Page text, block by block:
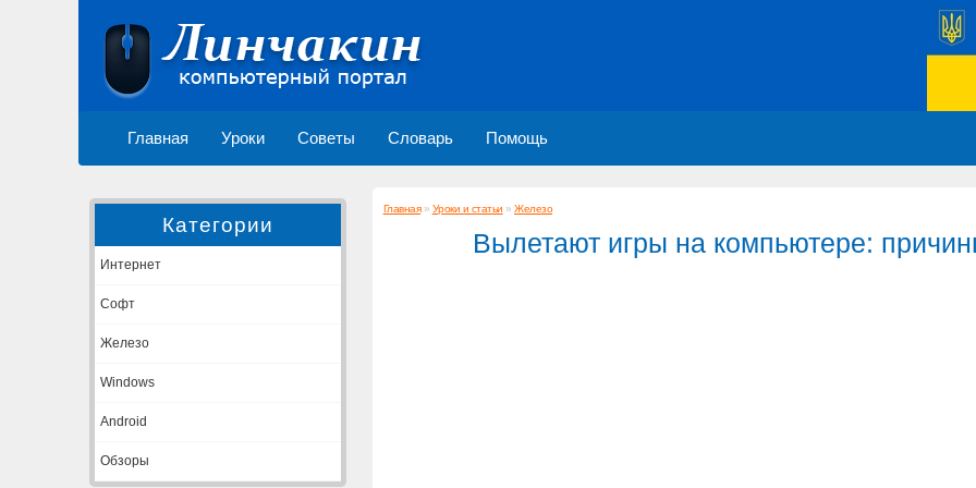
Главная Уроки Советы Словарь Помощь
Категории
Интернет
Софт
Железо
Windows
Android
Обзоры
Главная» Уроки и статьи »Железо
Вылетают игры на компьютере: